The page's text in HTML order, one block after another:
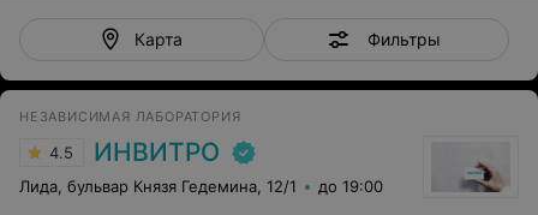
Карта Фильтры
НЕЗАВИСИМАЯ ЛАБОРАТОРИЯ
4.5 ИНВИТРО
Лида, бульвар Князя Гедемина, 12/1 до 19:00